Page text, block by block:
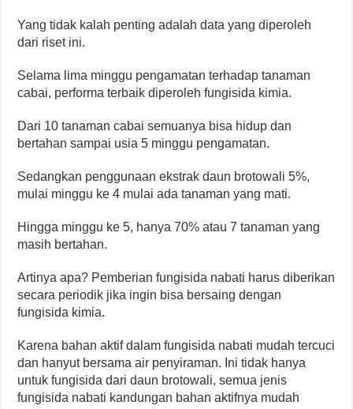
Yang tidak kalah penting adalah data yang diperoleh
dari riset ini.
Selama lima minggu pengamatan terhadap tanaman
cabai, performa terbaik diperoleh fungisida kimia.
Dari 10 tanaman cabai semuanya bisa hidup dan
bertahan sampai usia 5 minggu pengamatan.
Sedangkan penggunaan ekstrak daun brotowali 5%,
mulai minggu ke 4 mulai ada tanaman yang mati.
Hingga minggu ke 5, hanya 70% atau 7 tanaman yang
masih bertahan.
Artinya apa? Pemberian fungisida nabati harus diberikan
secara periodik jika ingin bisa bersaing dengan
fungisida kimia.
Karena bahan aktif dalam fungisida nabati mudah tercuci
dan hanyut bersama air penyiraman. Ini tidak hanya
untuk fungisida dari daun brotowali, semua jenis
fungisida nabati kandungan bahan aktifnya mudah